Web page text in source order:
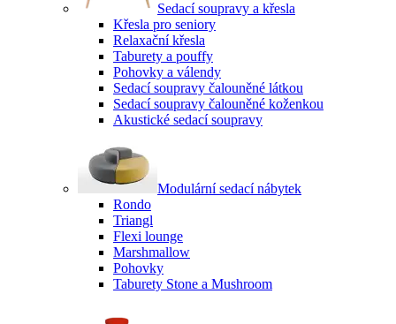
Sedací soupravy a křesla
Křesla pro seniory
Relaxační křesla
Taburety a pouffy
Pohovky a válendy
Sedací soupravy čalouněné látkou
Sedací soupravy čalouněné koženkou
Akustické sedací soupravy
Modulární sedací nábytek
Rondo
Triangl
Flexi lounge
Marshmallow
Pohovky
Taburety Stone a Mushroom